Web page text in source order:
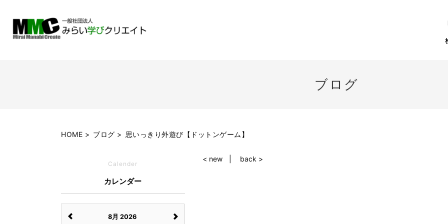
ブログ
HOME ブログ 思いっきり外遊び【ドットンゲーム】
< new back >
Calender
カレンダー
8月 2026